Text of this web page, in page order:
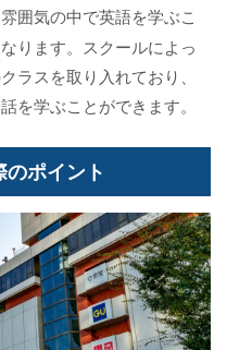
囲気の中で英語を学ぶこ
ります。スクールによっ
ラスを取り入れており、
を学ぶことができます。
ポイント